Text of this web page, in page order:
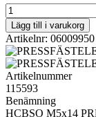
PRESSDISTANS
BLIND
HCBSO
M5x14
PRESSDISTANS
BLIND
S400
mängd
Lägg till i varukorg
Artikelnr: 06009950
Artikelnummer
115593
Benämning
HCBSO M5x14